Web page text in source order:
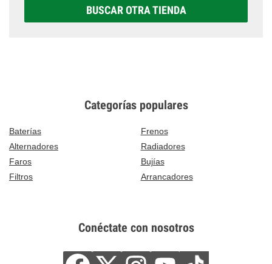
BUSCAR OTRA TIENDA
Categorías populares
Baterías
Frenos
Alternadores
Radiadores
Faros
Bujías
Filtros
Arrancadores
Conéctate con nosotros